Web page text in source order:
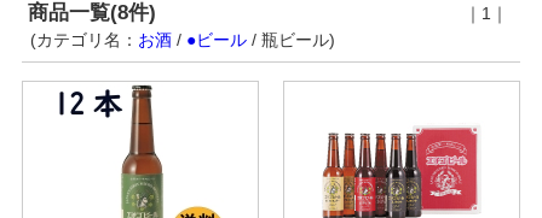
商品一覧(8件)
｜1｜
(カテゴリ名： お酒/ ●ビール/ 瓶ビール)